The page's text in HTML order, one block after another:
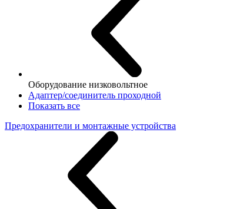
Оборудование низковольтное
Адаптер/соединитель проходной
Показать все
Предохранители и монтажные устройства